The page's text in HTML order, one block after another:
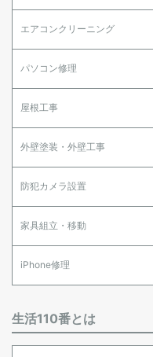
エアコンクリーニング
パソコン修理
屋根工事
外壁塗装・外壁工事
防犯カメラ設置
家具組立・移動
iPhone修理
生活110番とは